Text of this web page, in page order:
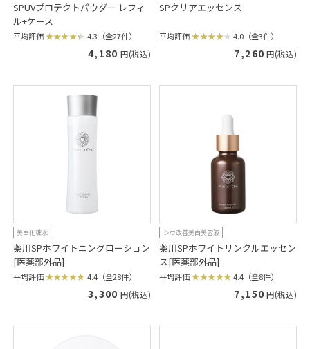
SPUVプロテクトパウダー レフィ
ル+ケース
平均評価 4.3（全27件）
4,180 円(税込)
SPクリアエッセンス
平均評価 4.0（全3件）
7,260 円(税込)
美白化粧水
薬用SPホワイトニングローション
[医薬部外品]
平均評価 4.4（全28件）
3,300 円(税込)
シワ改善美白美容液
薬用SPホワイトリンクルエッセン
ス[医薬部外品]
平均評価 4.4（全8件）
7,150 円(税込)